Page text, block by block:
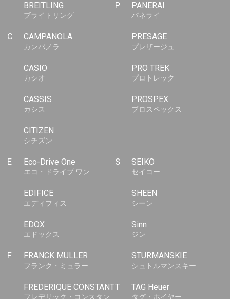
BREITLING
ブライトリング
C CAMPANOLA
カンパノラ
CASIO
カシオ
CASSIS
カシス
CITIZEN
シチズン
E Eco-Drive One
エコ・ドライブ ワン
EDIFICE
エディフィス
EDOX
エドックス
F FRANCK MULLER
フランク・ミュラー
FREDERIQUE CONSTANT
フレデリック・コンスタン
P PANERAI
パネライ
PRESAGE
プレザージュ
PRO TREK
プロトレック
PROSPEX
プロスペックス
S SEIKO
セイコー
SHEEN
シーン
Sinn
ジン
STURMANSKIE
シュトルマンスキー
T TAG Heuer
タグ・ホイヤー